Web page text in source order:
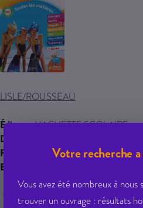
Votre recherche
Vous avez été nombreux à
trouver un ouvrage : résultats
LISLE/ROUSSEAU
Éditeur :HACHETTE SCOLAIRE
Date de parution :
Famille : 0000
EAN 13 :
9,50 € PPTTC